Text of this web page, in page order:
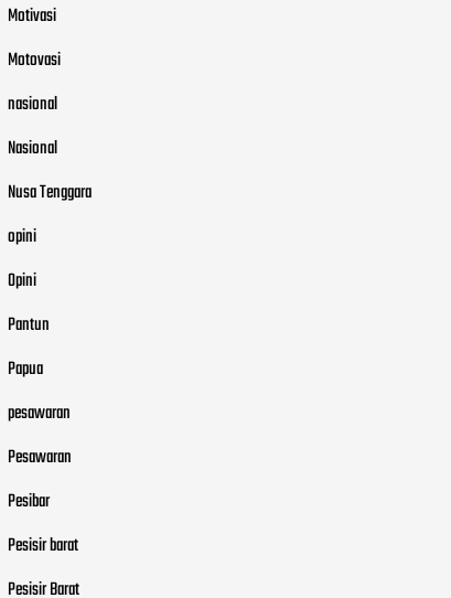
Motivasi
Motovasi
nasional
Nasional
Nusa Tenggara
opini
Opini
Pantun
Papua
pesawaran
Pesawaran
Pesibar
Pesisir barat
Pesisir Barat